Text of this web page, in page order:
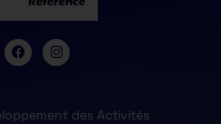
des Activités